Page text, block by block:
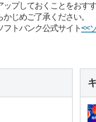
ップしておくことをおす
じめご了承ください。
トバンク公式サイト<<